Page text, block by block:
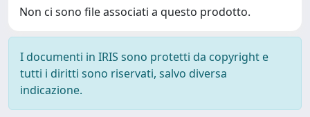
Non ci sono file associati a questo prodotto.
I documenti in IRIS sono protetti da copyright e
tutti i diritti sono riservati, salvo diversa
indicazione.